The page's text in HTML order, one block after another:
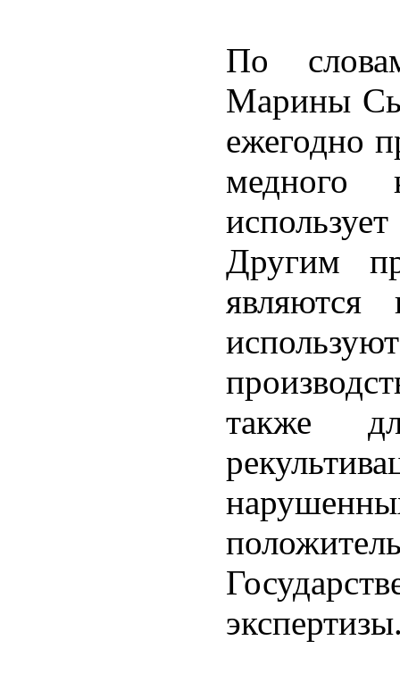
По
Марины
ежегодно
медного
Другим
являются
также